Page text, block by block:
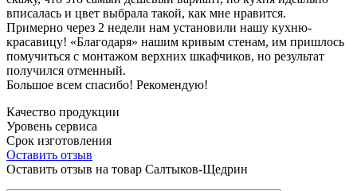
вписалась и цвет выбрала такой, как мне нравится.
Примерно через 2 недели нам установили нашу кухню-
красавицу! «Благодаря» нашим кривым стенам, им пришлось
помучиться с монтажом верхних шкафчиков, но результат
получился отменный.
Большое всем спасибо! Рекомендую!
Качество продукции
Уровень сервиса
Срок изготовления
Оставить отзыв
Оставить отзыв на товар Салтыков-Щедрин